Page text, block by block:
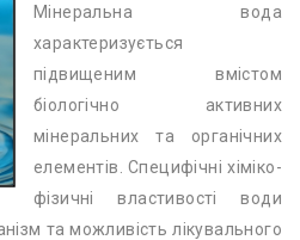
Мінеральна вода
характеризується
підвищеним вмістом
біологічно активних
мінеральних та органічних
елементів. Специфічні хіміко-
фізичні властивості води
та можливість лікувального